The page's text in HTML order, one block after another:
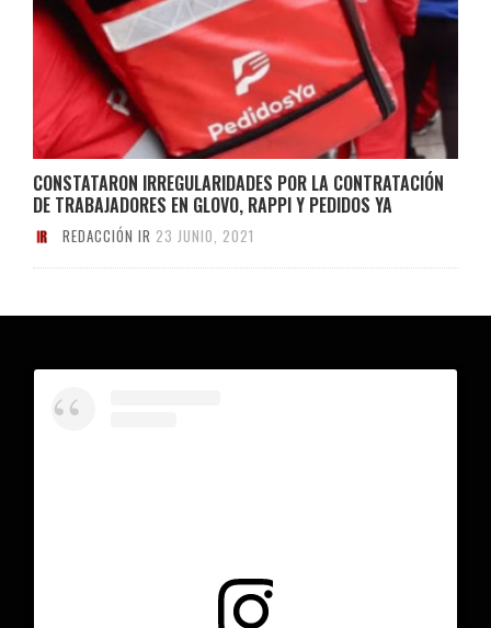
CONSTATARON IRREGULARIDADES POR LA CONTRATACIÓN
DE TRABAJADORES EN GLOVO, RAPPI Y PEDIDOS YA
REDACCIÓN IR 23 JUNIO, 2021